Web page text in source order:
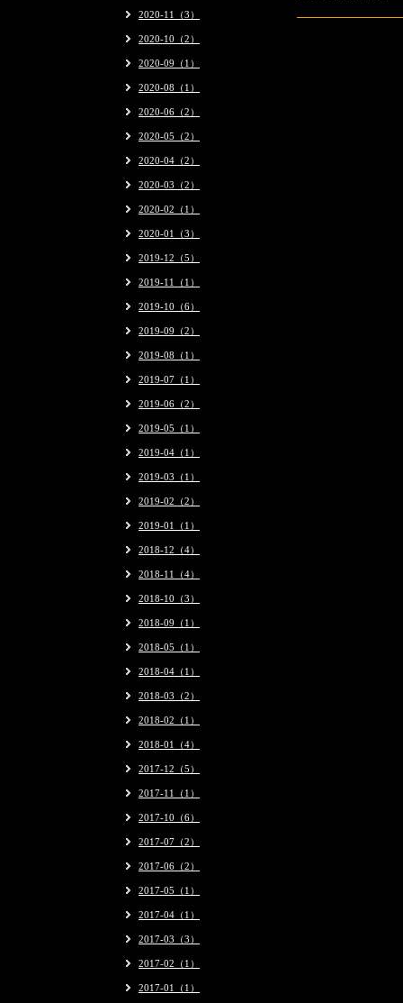
2020-11（3）
2020-10（2）
2020-09（1）
2020-08（1）
2020-06（2）
2020-05（2）
2020-04（2）
2020-03（2）
2020-02（1）
2020-01（3）
2019-12（5）
2019-11（1）
2019-10（6）
2019-09（2）
2019-08（1）
2019-07（1）
2019-06（2）
2019-05（1）
2019-04（1）
2019-03（1）
2019-02（2）
2019-01（1）
2018-12（4）
2018-11（4）
2018-10（3）
2018-09（1）
2018-05（1）
2018-04（1）
2018-03（2）
2018-02（1）
2018-01（4）
2017-12（5）
2017-11（1）
2017-10（6）
2017-07（2）
2017-06（2）
2017-05（1）
2017-04（1）
2017-03（3）
2017-02（1）
2017-01（1）